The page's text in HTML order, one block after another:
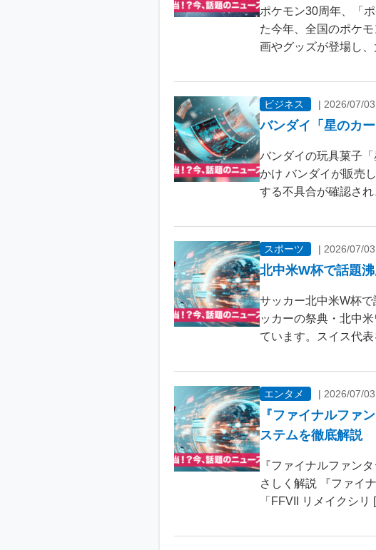
ポケモン30周年、「
た今年、全国のポケ
画やグッズが登場し
ビジネス | 2026/07/03
バンダイ「星のカ
バンダイの玩具菓子
かけ バンダイが販売
する不具合が確認さ
スポーツ | 2026/07/03
北中米W杯で話題
サッカー北中米W杯
ッカーの祭典・北中
ています。スイス代
エンタメ | 2026/07/03
『ファイナルファ
ステムを徹底解説
『ファイナルファン
さしく解説 『ファイ
「FFVII リメイクシリ